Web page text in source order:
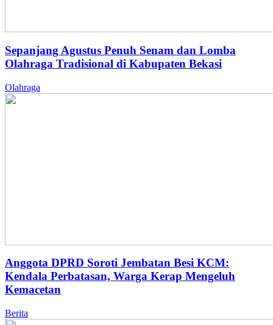
Sepanjang Agustus Penuh Senam dan Lomba
Olahraga Tradisional di Kabupaten Bekasi
Olahraga
Anggota DPRD Soroti Jembatan Besi KCM:
Kendala Perbatasan, Warga Kerap Mengeluh
Kemacetan
Berita